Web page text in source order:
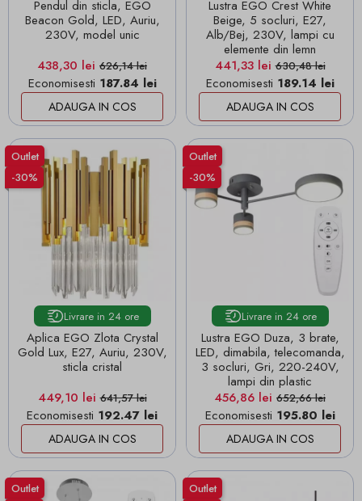
Pendul din sticla, EGO
Beacon Gold, LED, Auriu,
230V, model unic
Pret
438,30 lei Pret de baza
626,14 lei
Economisesti 187.84 lei
ADAUGA IN COS
Lustra EGO Crest White
Beige, 5 socluri, E27,
Alb/Bej, 230V, lampi cu
elemente din lemn
Pret
441,33 leiPret de baza
630,48 lei
Economisesti 189.14 lei
ADAUGA IN COS
Outlet
-30%
Livrare in 24 ore
Aplica EGO Zlota Crystal
Gold Lux, E27, Auriu, 230V,
sticla cristal
Pret
449,10 leiPret de baza
641,57 lei
Economisesti 192.47 lei
ADAUGA IN COS
Outlet
-30%
Livrare in 24 ore
Lustra EGO Duza, 3 brate,
LED, dimabila, telecomanda,
3 socluri, Gri, 220-240V,
lampi din plastic
Pret
456,86 lei Pret de baza
652,66 lei
Economisesti 195.80 lei
ADAUGA IN COS
Outlet
Outlet